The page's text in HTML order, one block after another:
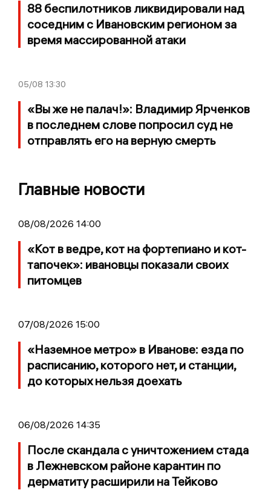
88 беспилотников ликвидировали над
соседним с Ивановским регионом за
время массированной атаки
05/08 13:30
«Вы же не палач!»: Владимир Ярченков
в последнем слове попросил суд не
отправлять его на верную смерть
Главные новости
08/08/2026 14:00
«Кот в ведре, кот на фортепиано и кот-
тапочек»: ивановцы показали своих
питомцев
07/08/2026 15:00
«Наземное метро» в Иванове: езда по
расписанию, которого нет, и станции,
до которых нельзя доехать
06/08/2026 14:35
После скандала с уничтожением стада
в Лежневском районе карантин по
дерматиту расширили на Тейково